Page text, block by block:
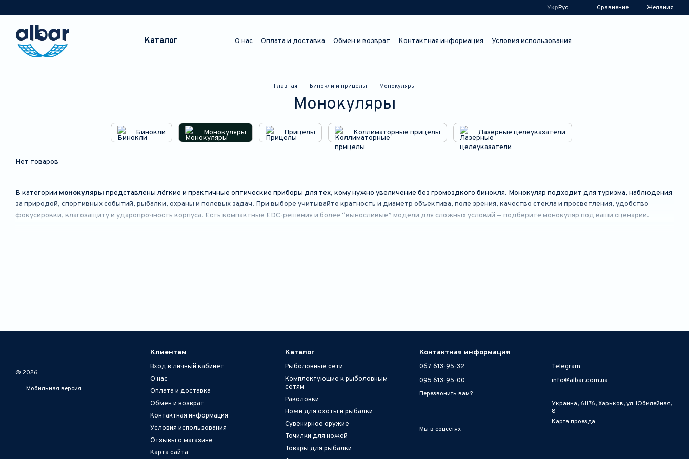
УкрРус Сравнение Желания
Каталог О нас Оплата и доставка Обмен и возврат Контактная информация
Условия использования
Главная Бинокли и прицелы Монокуляры
Монокуляры
Бинокли Монокуляры Прицелы Коллиматорные прицелы Лазерные целеуказатели
Нет товаров
В категории монокуляры представлены лёгкие и практичные оптические приборы для тех, кому нужно увеличение без громоздкого бинокля. Монокуляр подходит для туризма, наблюдения
за природой, спортивных событий, рыбалки, охраны и полевых задач. При выборе учитывайте кратность и диаметр объектива, поле зрения, качество стекла и просветления, удобство
фокусировки, влагозащиту и ударопрочность корпуса. Есть компактные EDC-решения и более “выносливые” модели для сложных условий — подберите монокуляр под ваши сценарии.
© 2026
Мобильная версия
Клиентам
Вход в личный кабинет
О нас
Оплата и доставка
Обмен и возврат
Контактная информация
Условия использования
Отзывы о магазине
Карта сайта
Каталог
Рыболовные сети
Комплектующие к рыболовным
сетям
Раколовки
Ножи для охоты и рыбалки
Сувенирное оружие
Точилки для ножей
Товары для рыбалки
Контактная информация
067 613-95-32
095 613-95-00
Перезвонить вам?
Telegram
info@albar.com.ua
Украина, 61176, Харьков, ул. Юбилейная,
8
Карта проезда
Мы в соцсетях